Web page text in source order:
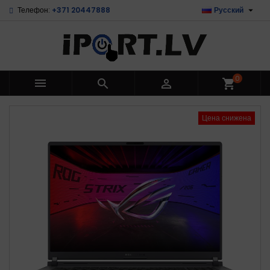
Телефон: +371 20447888 Русский 
   shopping_cart0
Цена снижена